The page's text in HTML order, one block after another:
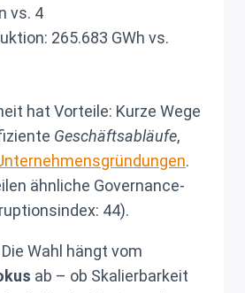
vs. 4
265.683 GWh vs.
hat Vorteile: Kurze Wege
Geschäftsabläufe,
.
ähnliche Governance-
44).
Wahl hängt vom
ab – ob Skalierbarkeit